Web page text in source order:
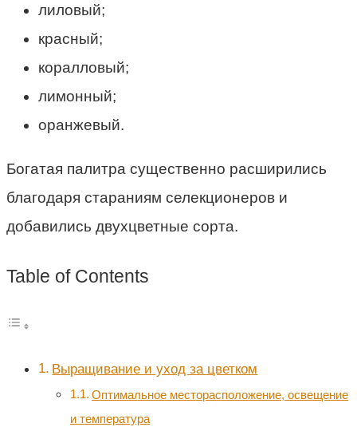
лиловый;
красный;
коралловый;
лимонный;
оранжевый.
Богатая палитра существенно расширились
благодаря стараниям селекционеров и
добавились двухцветные сорта.
Table of Contents
Выращивание и уход за цветком
Оптимальное месторасположение, освещение
и температура